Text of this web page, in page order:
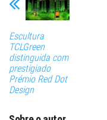
Escultura
TCLGreen
distinguida com
prestigiado
Prémio Red Dot
Design